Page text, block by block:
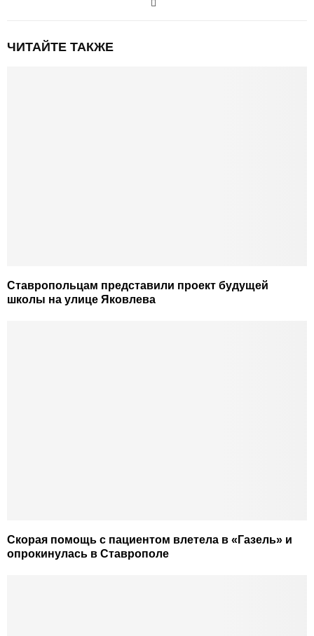
ЧИТАЙТЕ ТАКЖЕ
Ставропольцам представили проект будущей
школы на улице Яковлева
Скорая помощь с пациентом влетела в «Газель» и
опрокинулась в Ставрополе